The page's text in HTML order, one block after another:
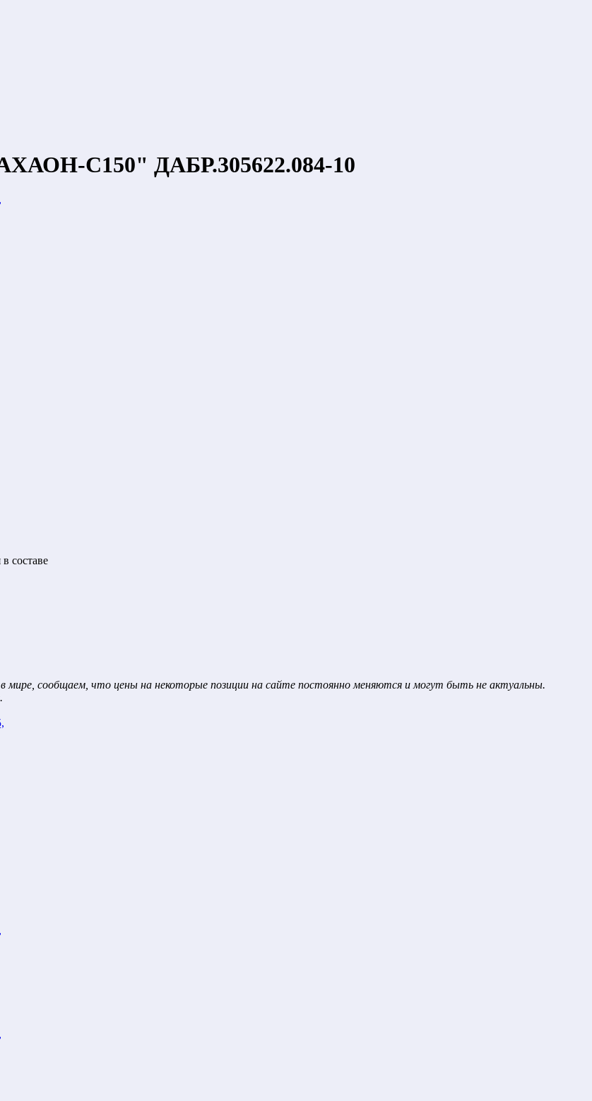
С150" ДАБР.305622.084-10
составе
мире, сообщаем, что цены на некоторые позиции на сайте постоянно меняются и могут быть не актуальны.